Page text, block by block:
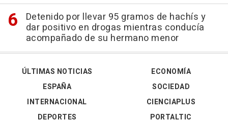
Detenido por llevar 95 gramos de hachís y
dar positivo en drogas mientras conducía
acompañado de su hermano menor
ÚLTIMAS NOTICIAS
ESPAÑA
INTERNACIONAL
DEPORTES
ECONOMÍA
SOCIEDAD
CIENCIAPLUS
PORTALTIC